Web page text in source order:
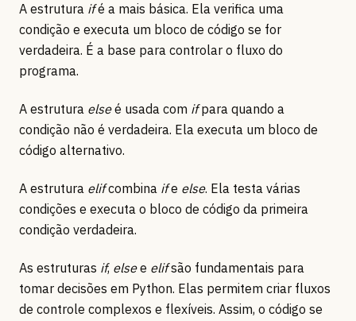
A estrutura ifé a mais básica. Ela verifica uma
condição e executa um bloco de código se for
verdadeira. É a base para controlar o fluxo do
programa.
A estrutura elseé usada com ifpara quando a
condição não é verdadeira. Ela executa um bloco de
código alternativo.
A estrutura elifcombina ife else. Ela testa várias
condições e executa o bloco de código da primeira
condição verdadeira.
As estruturas if, elsee elifsão fundamentais para
tomar decisões em Python. Elas permitem criar fluxos
de controle complexos e flexíveis. Assim, o código se